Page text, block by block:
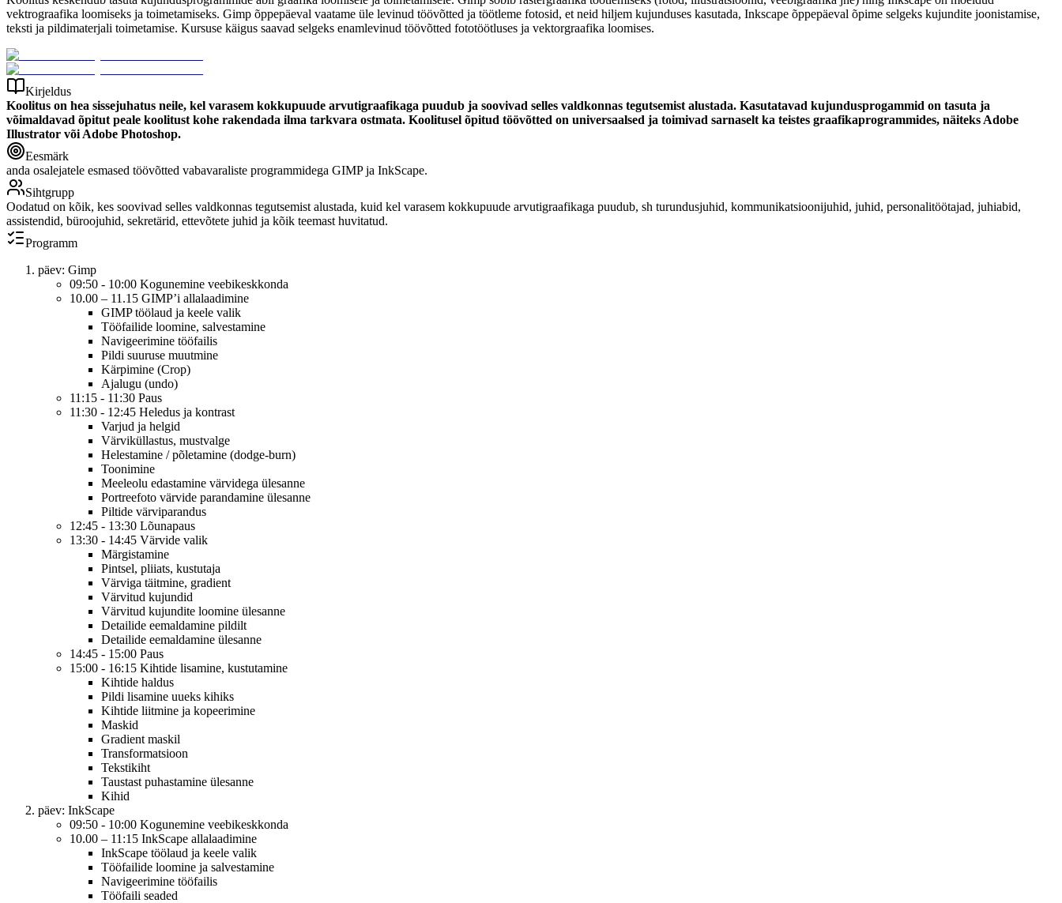
vektrograafika loomiseks ja toimetamiseks. Gimp õppepäeval vaatame üle levinud töövõtted ja töötleme fotosid, et neid hiljem kujunduses kasutada, Inkscape õppepäeval õpime selgeks kujundite joonistamise,
teksti ja pildimaterjali toimetamise. Kursuse käigus saavad selgeks enamlevinud töövõtted fototöötluses ja vektorgraafika loomises.
Kirjeldus
Koolitus on hea sissejuhatus neile, kel varasem kokkupuude arvutigraafikaga puudub ja soovivad selles valdkonnas tegutsemist alustada. Kasutatavad kujundusprogammid on tasuta ja
võimaldavad õpitut peale koolitust kohe rakendada ilma tarkvara ostmata. Koolitusel õpitud töövõtted on universaalsed ja toimivad sarnaselt ka teistes graafikaprogrammides, näiteks Adobe
Illustrator või Adobe Photoshop.
Eesmärk
anda osalejatele esmased töövõtted vabavaraliste programmidega GIMP ja InkScape.
Sihtgrupp
Oodatud on kõik, kes soovivad selles valdkonnas tegutsemist alustada, kuid kel varasem kokkupuude arvutigraafikaga puudub, sh turundusjuhid, kommunikatsioonijuhid, juhid, personalitöötajad, juhiabid,
assistendid, büroojuhid, sekretärid, ettevõtete juhid ja kõik teemast huvitatud.
Programm
päev: Gimp
09:50 - 10:00 Kogunemine veebikeskkonda
10.00 – 11.15 GIMP’i allalaadimine
GIMP töölaud ja keele valik
Tööfailide loomine, salvestamine
Navigeerimine tööfailis
Pildi suuruse muutmine
Kärpimine (Crop)
Ajalugu (undo)
11:15 - 11:30 Paus
11:30 - 12:45 Heledus ja kontrast
Varjud ja helgid
Värviküllastus, mustvalge
Helestamine / põletamine (dodge-burn)
Toonimine
Meeleolu edastamine värvidega ülesanne
Portreefoto värvide parandamine ülesanne
Piltide värviparandus
12:45 - 13:30 Lõunapaus
13:30 - 14:45 Värvide valik
Märgistamine
Pintsel, pliiats, kustutaja
Värviga täitmine, gradient
Värvitud kujundid
Värvitud kujundite loomine ülesanne
Detailide eemaldamine pildilt
Detailide eemaldamine ülesanne
14:45 - 15:00 Paus
15:00 - 16:15 Kihtide lisamine, kustutamine
Kihtide haldus
Pildi lisamine uueks kihiks
Kihtide liitmine ja kopeerimine
Maskid
Gradient maskil
Transformatsioon
Tekstikiht
Taustast puhastamine ülesanne
Kihid
päev: InkScape
09:50 - 10:00 Kogunemine veebikeskkonda
10.00 – 11:15 InkScape allalaadimine
InkScape töölaud ja keele valik
Tööfailide loomine ja salvestamine
Navigeerimine tööfailis
Tööfaili seaded